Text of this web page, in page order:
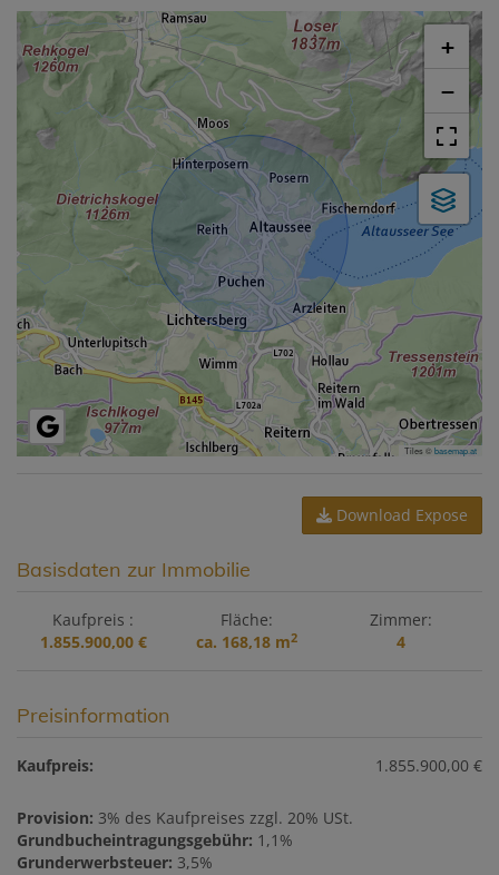
+
−
Tiles ©basemap.at
Download Expose
Basisdaten zur Immobilie
Kaufpreis
1.855.900,00 €
Fläche
ca. 168,18 m2
Zimmer
4
Preisinformation
Kaufpreis: 1.855.900,00 €
Provision: 3% des Kaufpreises zzgl. 20% USt.
Grundbucheintragungsgebühr: 1,1%
Grunderwerbsteuer: 3,5%